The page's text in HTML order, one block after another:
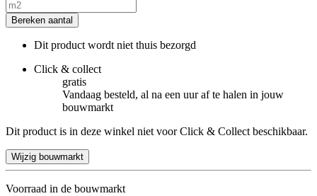
Bereken aantal
Dit product wordt niet thuis bezorgd
Click & collect
gratis
Vandaag besteld, al na een uur af te halen in jouw
bouwmarkt
Dit product is in deze winkel niet voor Click & Collect beschikbaar.
Wijzig bouwmarkt
Voorraad in de bouwmarkt